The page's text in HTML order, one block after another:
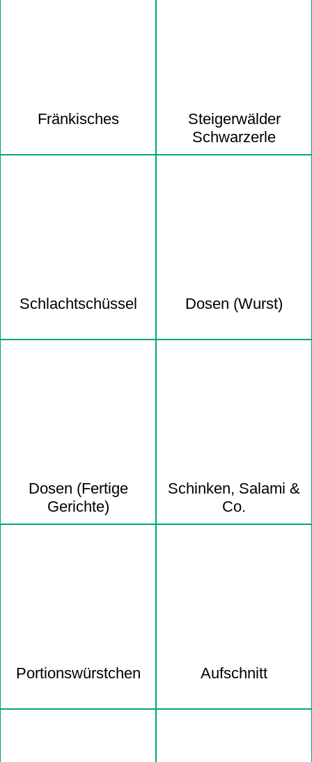
Fränkisches
Steigerwälder
Schwarzerle
Schlacht­schüssel Dosen (Wurst)
Dosen (Fertige
Gerichte)
Schinken, Salami &
Co.
Portions­würstchen Aufschnitt